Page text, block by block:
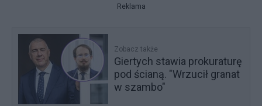
Reklama
Zobacz także
Giertych stawia prokuraturę
pod ścianą. "Wrzucił granat
w szambo"